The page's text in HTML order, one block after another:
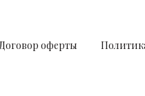
оферты